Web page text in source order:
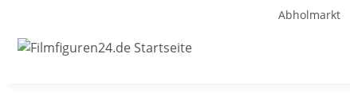
Abholmarkt